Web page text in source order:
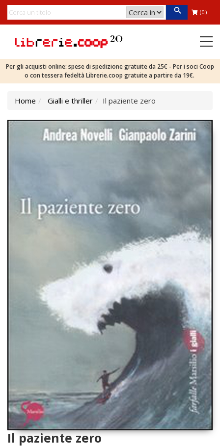
(0)
Per gli acquisti online: spese di spedizione gratuite da 25€ - Per i soci Coop
o con tessera fedeltà Librerie.coop gratuite a partire da 19€.
Home Gialli e thriller Il paziente zero
Il paziente zero